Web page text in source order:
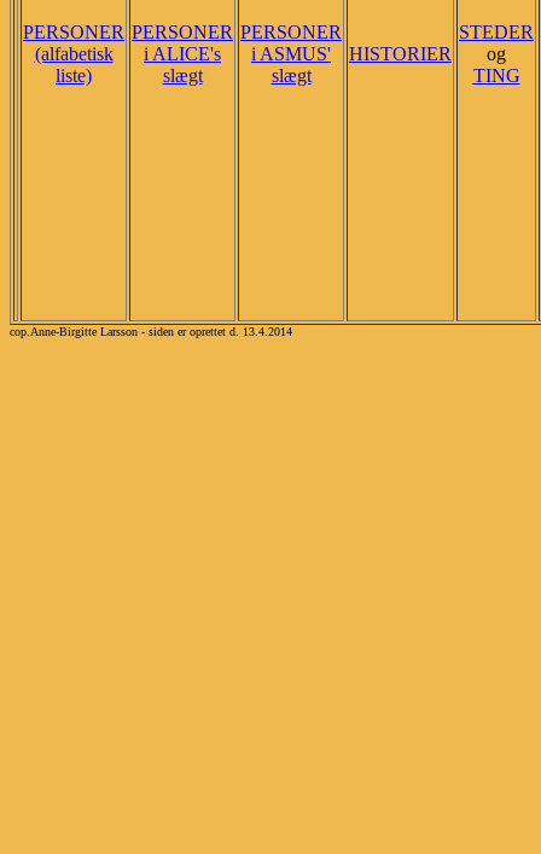
PERSONER
(alfabetisk
liste)
PERSONER
i ALICE's
slægt
PERSONER
i ASMUS'
slægt
HISTORIER
STEDER
og
TING
cop.Anne-Birgitte Larsson - siden er oprettet d. 13.4.2014